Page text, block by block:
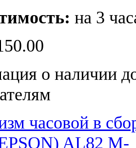
на 3
о наличии